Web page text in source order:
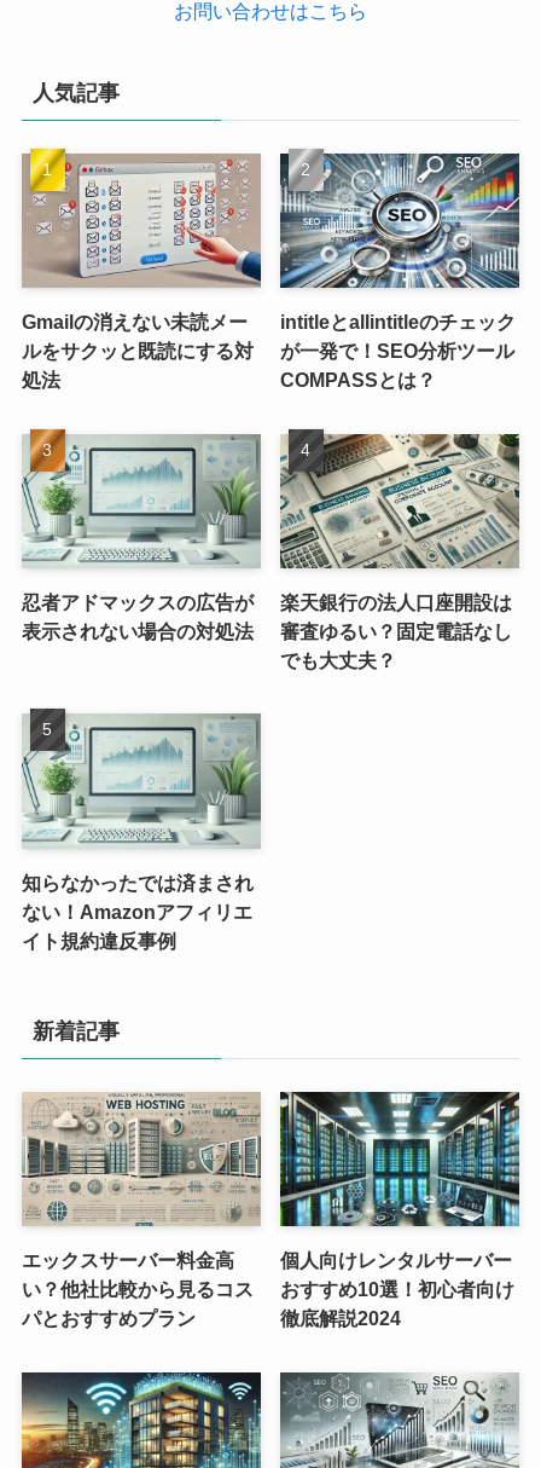
お問い合わせはこちら
人気記事
Gmailの消えない未読メー
ルをサクッと既読にする対
処法
intitleとallintitleのチェック
が一発で！SEO分析ツール
COMPASSとは？
忍者アドマックスの広告が
表示されない場合の対処法
楽天銀行の法人口座開設は
審査ゆるい？固定電話なし
でも大丈夫？
知らなかったでは済まされ
ない！Amazonアフィリエ
イト規約違反事例
新着記事
エックスサーバー料金高
い？他社比較から見るコス
パとおすすめプラン
個人向けレンタルサーバー
おすすめ10選！初心者向け
徹底解説2024